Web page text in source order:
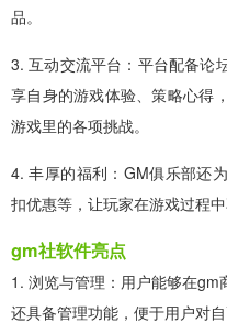
品。
3. 互动交流平台：平台配备论
享自身的游戏体验、策略心得
游戏里的各项挑战。
4. 丰厚的福利：GM俱乐部还
扣优惠等，让玩家在游戏过程中
gm社软件亮点
1. 浏览与管理：用户能够在
还具备管理功能，便于用户对